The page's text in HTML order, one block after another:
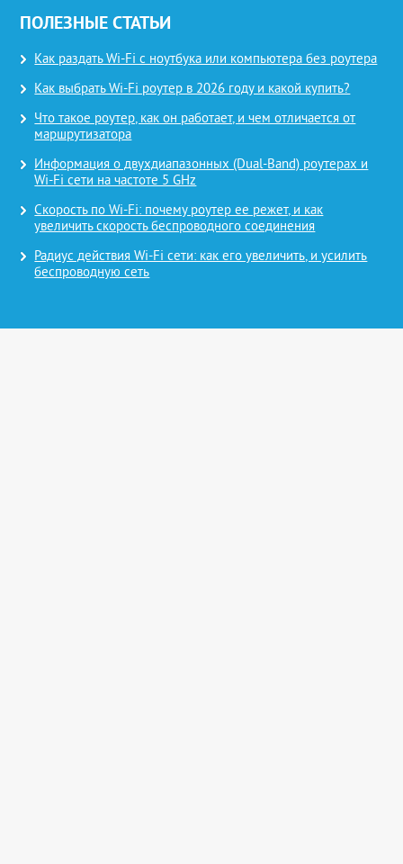
ПОЛЕЗНЫЕ СТАТЬИ
Как раздать Wi-Fi с ноутбука или компьютера без роутера
Как выбрать Wi-Fi роутер в 2026 году и какой купить?
Что такое роутер, как он работает, и чем отличается от
маршрутизатора
Информация о двухдиапазонных (Dual-Band) роутерах и
Wi-Fi сети на частоте 5 GHz
Скорость по Wi-Fi: почему роутер ее режет, и как
увеличить скорость беспроводного соединения
Радиус действия Wi-Fi сети: как его увеличить, и усилить
беспроводную сеть